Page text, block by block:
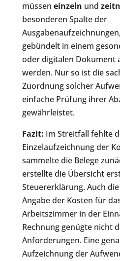
müssen einzeln und
besonderen Spalte der
gebündelt in einem
oder digitalen Dokument
werden. Nur so ist die
Zuordnung solcher
einfache Prüfung ihrer
gewährleistet.
Fazit: Im Streitfall fehlte
Einzelaufzeichnung der
sammelte die Belege
erstellte die Übersicht
Steuererklärung. Auch
Angabe der Kosten für
Arbeitszimmer in der
Rechnung genügte nicht
Anforderungen. Eine
Aufzeichnung der